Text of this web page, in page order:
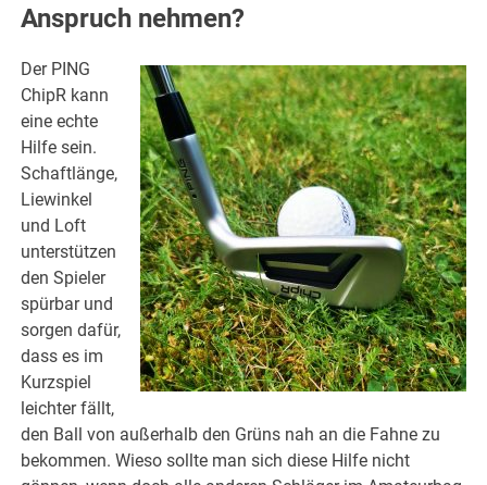
Anspruch nehmen?
Der PING
ChipR kann
eine echte
Hilfe sein.
Schaftlänge,
Liewinkel
und Loft
unterstützen
den Spieler
spürbar und
sorgen dafür,
dass es im
Kurzspiel
leichter fällt,
den Ball von außerhalb den Grüns nah an die Fahne zu
bekommen. Wieso sollte man sich diese Hilfe nicht